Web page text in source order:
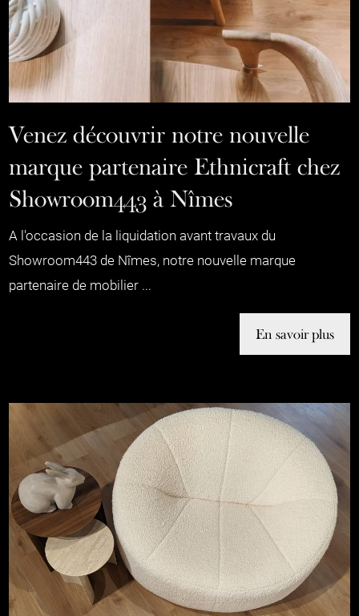
Venez découvrir notre nouvelle
marque partenaire Ethnicraft chez
Showroom443 à Nîmes
A l'occasion de la liquidation avant travaux du
Showroom443 de Nîmes, notre nouvelle marque
partenaire de mobilier ...
En savoir plus